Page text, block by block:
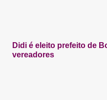
Didi é eleito prefeito de
vereadores